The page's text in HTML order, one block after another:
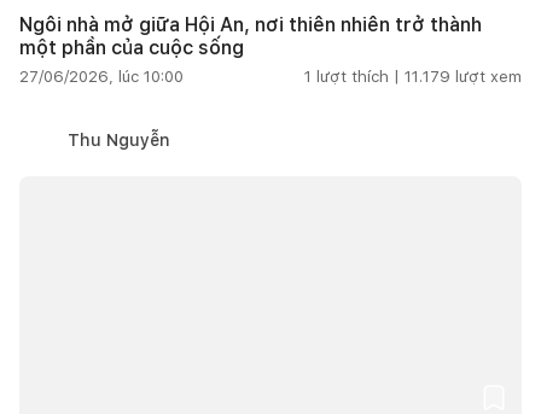
Ngôi nhà mở giữa Hội An, nơi thiên nhiên trở thành
một phần của cuộc sống
27/06/2026, lúc 10:00 1 lượt thích | 11.179 lượt xem
Thu Nguyễn